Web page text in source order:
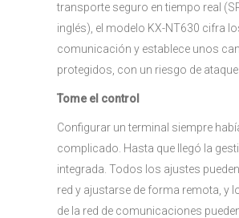
transporte seguro en tiempo real
inglés), el modelo KX-NT630 cifra
comunicación y establece unos
protegidos, con un riesgo de ataque
Tome el control
Configurar un terminal siempre
complicado. Hasta que llegó la
integrada. Todos los ajustes
red y ajustarse de forma remota, y
de la red de comunicaciones